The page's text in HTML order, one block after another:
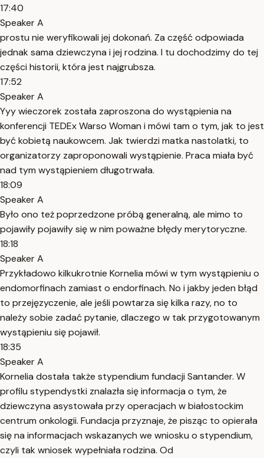
17:40
Speaker A
prostu nie weryfikowali jej dokonań. Za część odpowiada
jednak sama dziewczyna i jej rodzina. I tu dochodzimy do tej
części historii, która jest najgrubsza.
17:52
Speaker A
Yyy wieczorek została zaproszona do wystąpienia na
konferencji TEDEx Warso Woman i mówi tam o tym, jak to jest
być kobietą naukowcem. Jak twierdzi matka nastolatki, to
organizatorzy zaproponowali wystąpienie. Praca miała być
nad tym wystąpieniem długotrwała.
18:09
Speaker A
Było ono też poprzedzone próbą generalną, ale mimo to
pojawiły pojawiły się w nim poważne błędy merytoryczne.
18:18
Speaker A
Przykładowo kilkukrotnie Kornelia mówi w tym wystąpieniu o
endomorfinach zamiast o endorfinach. No i jakby jeden błąd
to przejęzyczenie, ale jeśli powtarza się kilka razy, no to
należy sobie zadać pytanie, dlaczego w tak przygotowanym
wystąpieniu się pojawił.
18:35
Speaker A
Kornelia dostała także stypendium fundacji Santander. W
profilu stypendystki znalazła się informacja o tym, że
dziewczyna asystowała przy operacjach w białostockim
centrum onkologii. Fundacja przyznaje, że pisząc to opierała
się na informacjach wskazanych we wniosku o stypendium,
czyli tak wniosek wypełniała rodzina. Od